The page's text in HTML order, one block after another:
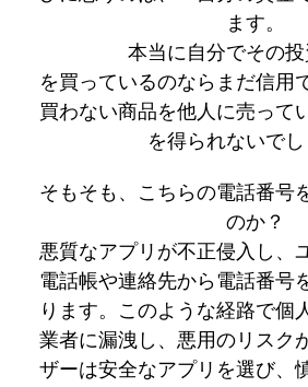
ます。
本当に自分でその
を買っているのならまだ信用
買わない商品を他人に売って
を得られないでし
そもそも、こちらの電話番号
のか？
悪質なアプリが不正侵入し、
電話帳や連絡先から電話番号
ります。このような経路で個
業者に漏洩し、悪用のリスク
ザーは安全なアプリを選び、